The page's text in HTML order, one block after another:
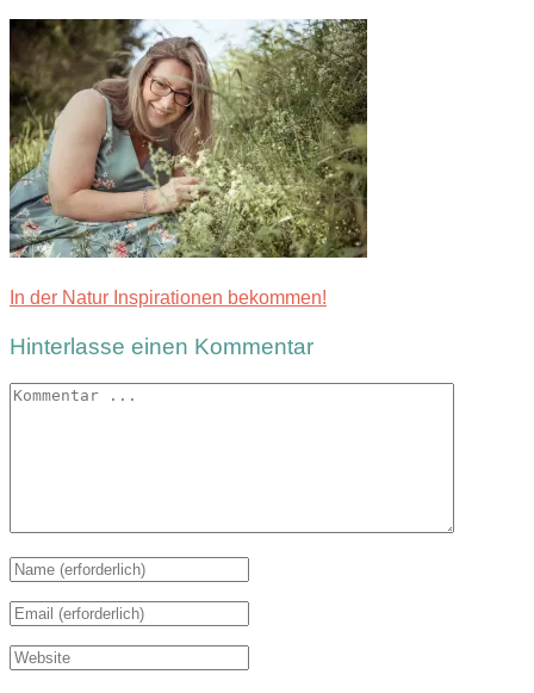
In der Natur Inspirationen bekommen!
Hinterlasse einen Kommentar